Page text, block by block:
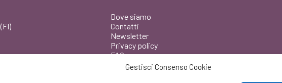
Gestisci Consenso Cookie
€25,00.
Dove siamo
Contatti
Newsletter
Privacy policy
FAQ